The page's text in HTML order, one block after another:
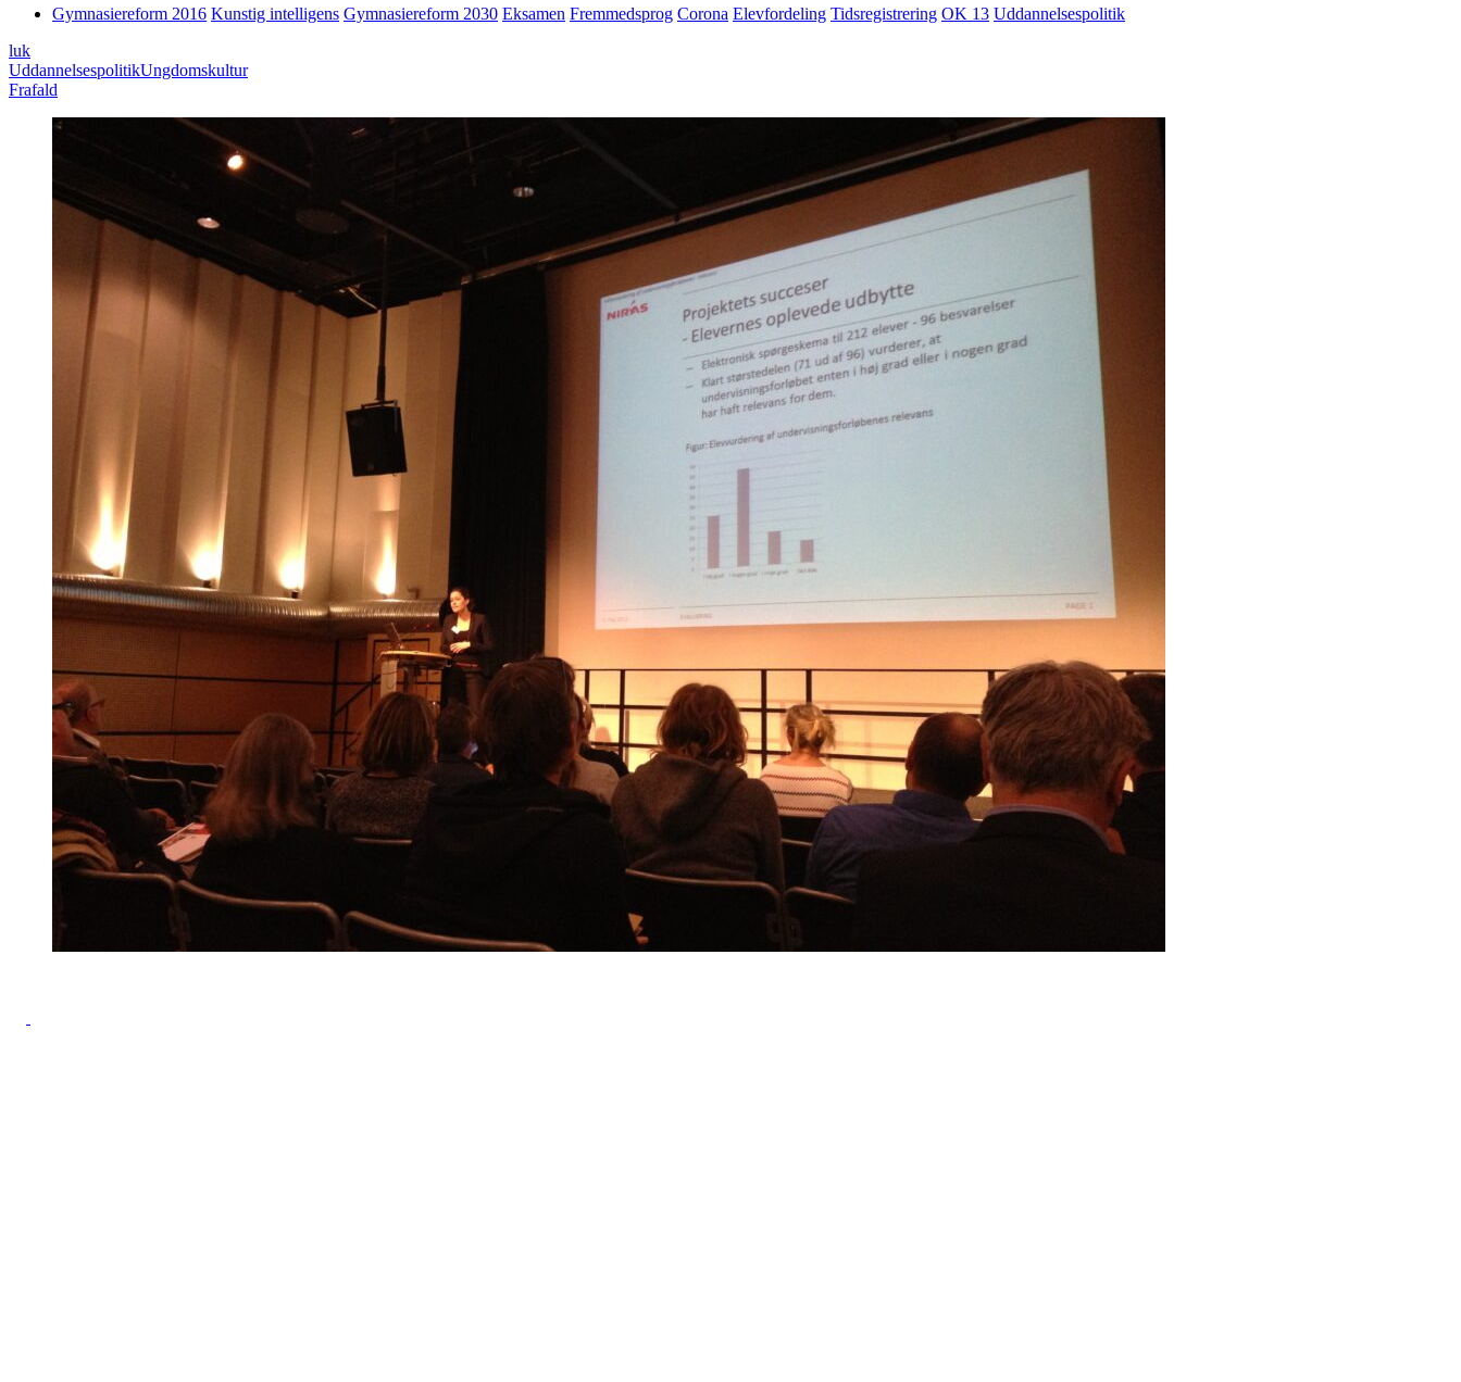
Gymnasiereform 2016 Kunstig intelligens Gymnasiereform 2030 Eksamen Fremmedsprog Corona Elevfordeling Tidsregistrering OK 13 Uddannelsespolitik
luk
UddannelsespolitikUngdomskultur
Frafald